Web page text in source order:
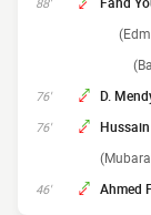
76' D.
76'
46' Ahmed